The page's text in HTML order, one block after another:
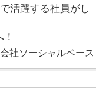
活躍する社員がし
社ソーシャルベース